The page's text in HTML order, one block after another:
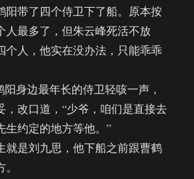
带了四个侍卫下了船。原本按
人最多了，但朱云峰死活不放
个人，他实在没办法，只能乖乖
边最年长的侍卫轻咳一声，
，改口道，“少爷，咱们是直接去
生约定的地方等他。”
是刘九思，他下船之前跟曹鹤